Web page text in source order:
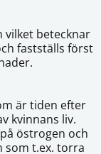
vilket betecknar
fastställs först
är tiden efter
kvinnans liv.
östrogen och
som t.ex. torra